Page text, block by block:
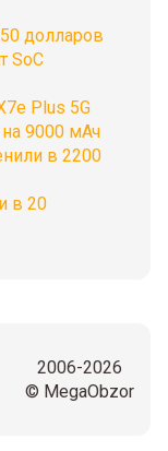
долларов
SoC
Plus 5G
9000 мАч
в 2200
в 20
2006-2026
© MegaObzor